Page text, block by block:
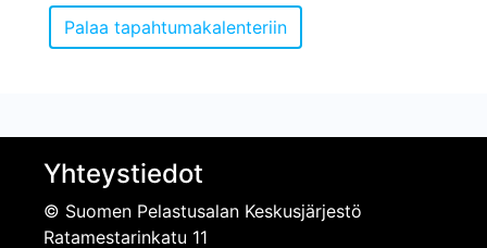
Yhteystiedot
© Suomen Pelastusalan Keskusjärjestö
Ratamestarinkatu 11